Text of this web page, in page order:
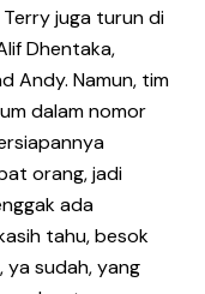
juga turun di
Dhentaka,
Andy. Namun, tim
dalam nomor
orang, jadi
ada
tahu, besok
sudah, yang